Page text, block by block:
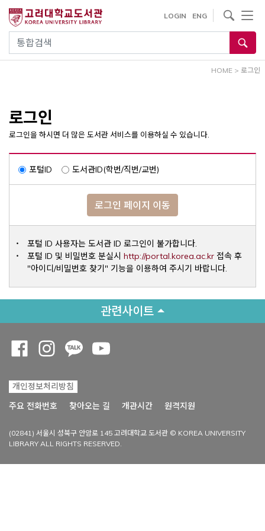
건
통합검색
LOGIN ENG
사이트내 검색
HOME > 로그인
로그인
로그인을 하시면 더 많은 도서관 서비스를 이용하실 수 있습니다.
포털ID 도서관ID(학번/직번/교번)
로그인 페이지 이동
포털 ID 사용자는 도서관 ID 로그인이 불가합니다.
포털 ID 및 비밀번호 분실시 http://portal.korea.ac.krOpens a
접속 후
"아이디/비밀번호 찾기" 기능을 이용하여 주시기 바랍니다.
관련사이트
개인정보처리방침
주요 전화번호
찾아오는 길 개관시간 원격지원
(02841) 서울시 성북구 안암로 145 고려대학교 도서관 © KOREA UNIVERSITY
LIBRARY ALL RIGHTS RESERVED.
Opens a new window
Opens a new window
Opens a new window